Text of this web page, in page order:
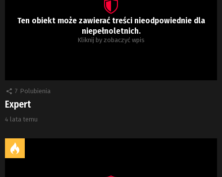
Ten obiekt może zawierać treści nieodpowiednie dla
niepełnoletnich.
Kliknij by zobaczyć wpis
7 Polubienia
Expert
4 lata temu